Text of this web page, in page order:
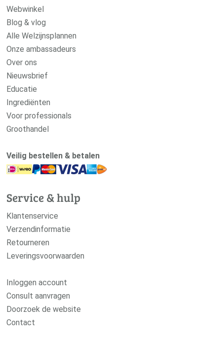
Webwinkel
Blog & vlog
Alle Welzijnsplannen
Onze ambassadeurs
Over ons
Nieuwsbrief
Educatie
Ingrediënten
Voor professionals
Groothandel
Veilig bestellen & betalen
Service & hulp
Klantenservice
Verzendinformatie
Retourneren
Leveringsvoorwaarden
Inloggen account
Consult aanvragen
Doorzoek de website
Contact